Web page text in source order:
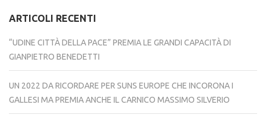
ARTICOLI RECENTI
“UDINE CITTÀ DELLA PACE” PREMIA LE GRANDI CAPACITÀ DI
GIANPIETRO BENEDETTI
UN 2022 DA RICORDARE PER SUNS EUROPE CHE INCORONA I
GALLESI MA PREMIA ANCHE IL CARNICO MASSIMO SILVERIO